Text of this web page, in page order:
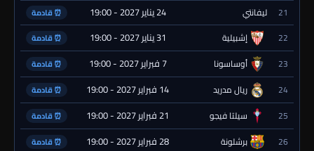
21 ليفانتي 24 يناير 2027 - 19:00 ⏰ قادمة
22 إشبيلية 31 يناير 2027 - 19:00 ⏰ قادمة
23 أوساسونا 7 فبراير 2027 - 19:00 ⏰ قادمة
24 ريال مدريد 14 فبراير 2027 - 19:00 ⏰ قادمة
25 سيلتا فيجو 21 فبراير 2027 - 19:00 ⏰ قادمة
26 برشلونة 28 فبراير 2027 - 19:00 ⏰ قادمة